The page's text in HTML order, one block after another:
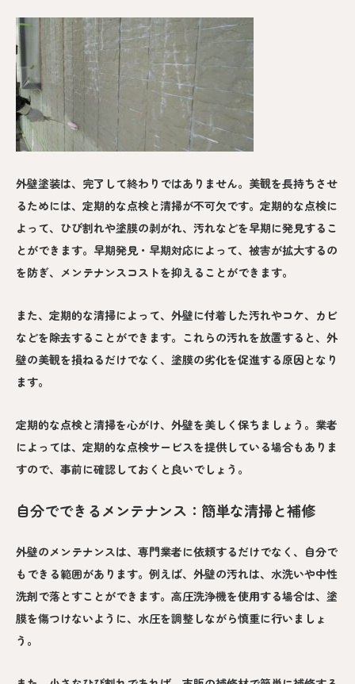
外壁塗装は、完了して終わりではありません。美観を長持ちさせ
るためには、定期的な点検と清掃が不可欠です。定期的な点検に
よって、ひび割れや塗膜の剥がれ、汚れなどを早期に発見するこ
とができます。早期発見・早期対応によって、被害が拡大するの
を防ぎ、メンテナンスコストを抑えることができます。
また、定期的な清掃によって、外壁に付着した汚れやコケ、カビ
などを除去することができます。これらの汚れを放置すると、外
壁の美観を損ねるだけでなく、塗膜の劣化を促進する原因となり
ます。
定期的な点検と清掃を心がけ、外壁を美しく保ちましょう。業者
によっては、定期的な点検サービスを提供している場合もありま
すので、事前に確認しておくと良いでしょう。
自分でできるメンテナンス：簡単な清掃と補修
外壁のメンテナンスは、専門業者に依頼するだけでなく、自分で
もできる範囲があります。例えば、外壁の汚れは、水洗いや中性
洗剤で落とすことができます。高圧洗浄機を使用する場合は、塗
膜を傷つけないように、水圧を調整しながら慎重に行いましょ
う。